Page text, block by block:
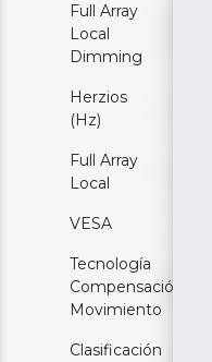
Full Array
Local
Dimming
Herzios
(Hz)
Full Array
Local
VESA
Tecnología
Compensación
Movimiento
Clasificación